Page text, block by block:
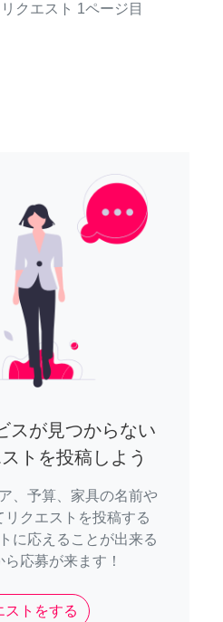
リクエスト 1ページ目
スが見つからない
トを投稿しよう
、予算、家具の名前や
クエストを投稿する
に応えることが出来る
応募が来ます！
ストをする